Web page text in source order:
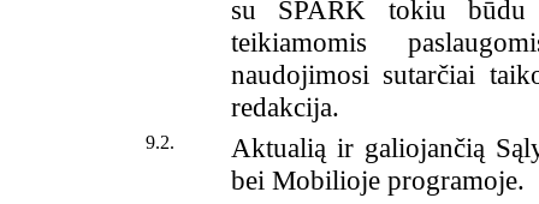
su SPARK tokiu būdu
teikiamomis
naudojimosi sutarčiai
redakcija.
9.2.
Aktualią ir galiojančią
bei Mobilioje programoje.